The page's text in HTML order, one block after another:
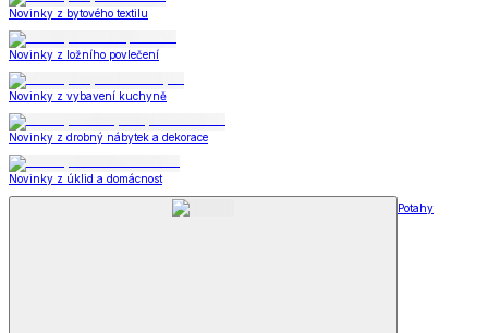
Novinky z bytového textilu
Novinky z ložního povlečení
Novinky z vybavení kuchyně
Novinky z drobný nábytek a dekorace
Novinky z úklid a domácnost
Potahy